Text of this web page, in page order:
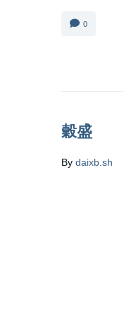
0
穀盛
By daixb.sh